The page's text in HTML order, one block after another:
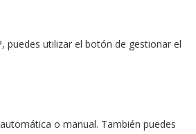
puedes utilizar el botón de gestionar el
o manual. También puedes